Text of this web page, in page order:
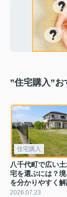
”住宅購入”
住宅購入
八千代町で広い
宅を選ぶには？
を分かりやすく
2026.07.23